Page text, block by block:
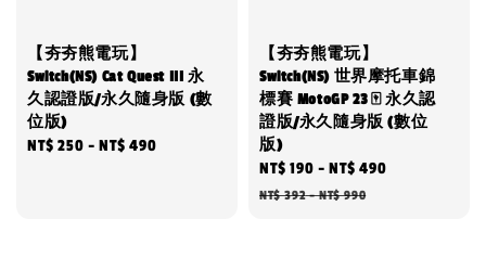
【夯夯熊電玩】
Switch(NS) Cat Quest III 永
久認證版/永久隨身版 (數
位版)
Regular
NT$ 250 -NT$ 490
【夯夯熊電玩】
Switch(NS) 世界摩托車錦
標賽 MotoGP 23 🀄 永久認
證版/永久隨身版 (數位
版)
Sale
price
NT$ 190 -NT$ 490
NT$ 392-NT$ 990